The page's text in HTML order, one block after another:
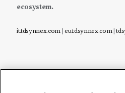
ecosystem.
it.tdsynnex.com|eu.tdsynnex.com|